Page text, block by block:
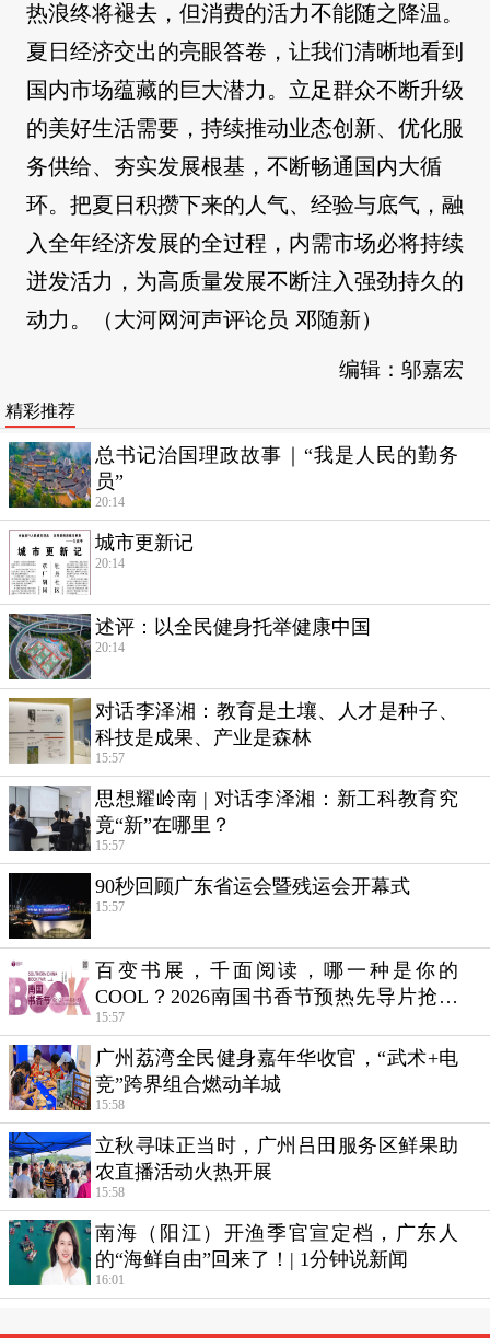
热浪终将褪去，但消费的活力不能随之降温。
夏日经济交出的亮眼答卷，让我们清晰地看到
国内市场蕴藏的巨大潜力。立足群众不断升级
的美好生活需要，持续推动业态创新、优化服
务供给、夯实发展根基，不断畅通国内大循
环。把夏日积攒下来的人气、经验与底气，融
入全年经济发展的全过程，内需市场必将持续
迸发活力，为高质量发展不断注入强劲持久的
动力。（大河网河声评论员 邓随新）
编辑：邬嘉宏
精彩推荐